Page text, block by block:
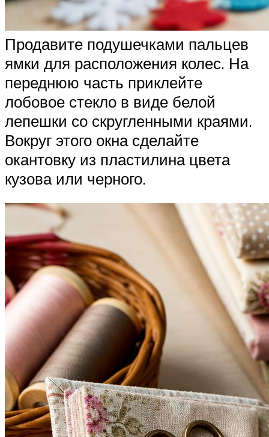
Продавите подушечками пальцев
ямки для расположения колес. На
переднюю часть приклейте
лобовое стекло в виде белой
лепешки со скругленными краями.
Вокруг этого окна сделайте
окантовку из пластилина цвета
кузова или черного.